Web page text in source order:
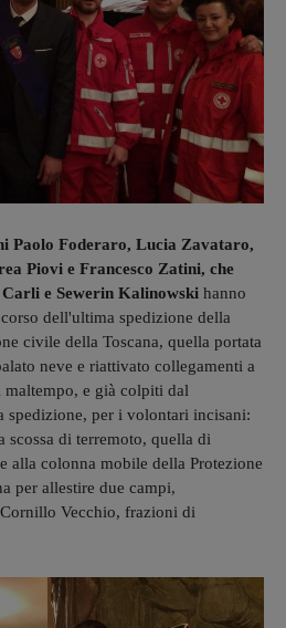
Paolo Foderaro, Lucia Zavataro,
Piovi e Francesco Zatini, che
e Sewerin Kalinowski hanno
dell'ultima spedizione della
civile della Toscana, quella portata
neve e riattivato collegamenti a
e già colpiti dal
spedizione, per i volontari incisani:
di terremoto, quella di
alla colonna mobile della Protezione
per allestire due campi,
Vecchio, frazioni di